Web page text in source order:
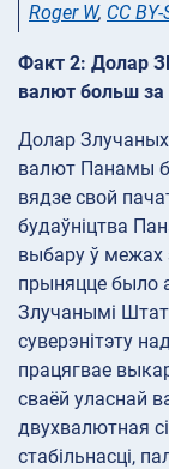
Roger W, CC
Факт 2: Долар
валют больш за
Долар
валют Панамы
вядзе свой
будаўніцтва
выбару ў межах
прыняцце было
Злучанымі
суверэнітэту
працягвае
сваёй уласнай
двухвалютная
стабільнасці,